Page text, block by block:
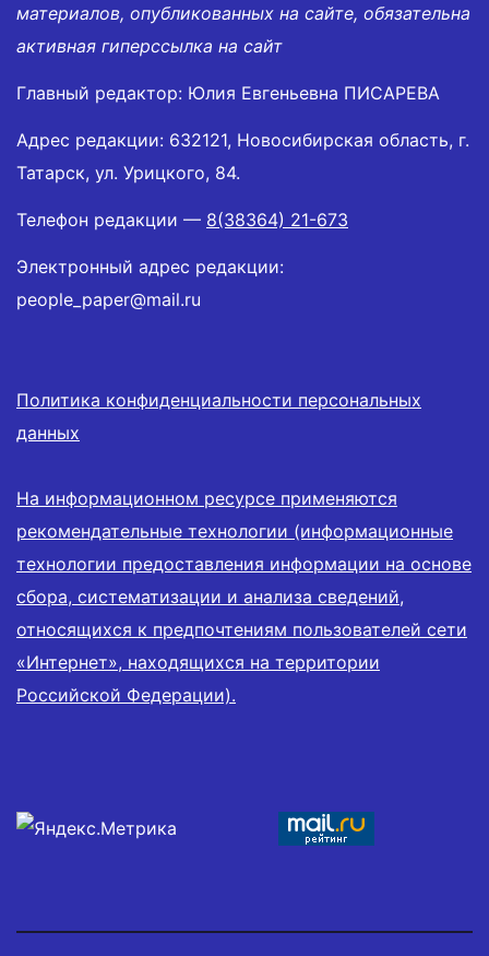
материалов, опубликованных на сайте, обязательна
активная гиперссылка на сайт
Главный редактор: Юлия Евгеньевна ПИСАРЕВА
Адрес редакции: 632121, Новосибирская область, г.
Татарск, ул. Урицкого, 84.
Телефон редакции — 8(38364) 21-673
Электронный адрес редакции:
people_paper@mail.ru
Политика конфиденциальности персональных
данных
На информационном ресурсе применяются
рекомендательные технологии (информационные
технологии предоставления информации на основе
сбора, систематизации и анализа сведений,
относящихся к предпочтениям пользователей сети
«Интернет», находящихся на территории
Российской Федерации).